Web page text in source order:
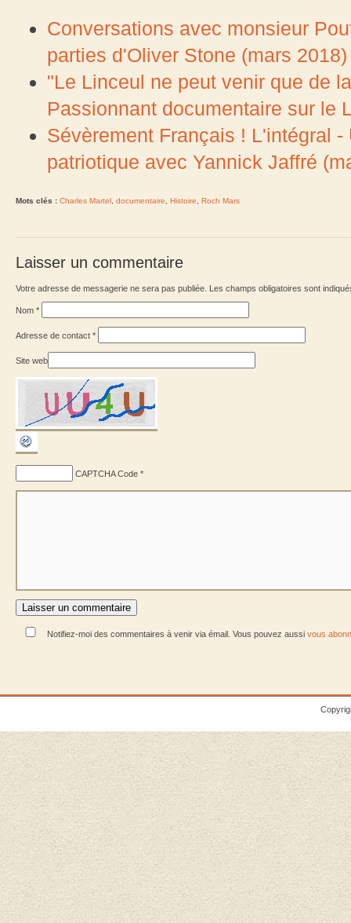
Conversations avec monsieur
parties d'Oliver Stone (mars 2018)
"Le Linceul ne peut venir que de
Passionnant documentaire sur le
Sévèrement Français ! L'intégral
patriotique avec Yannick Jaffré
Mots clés : Charles Martel documentaire Histoire Roch Mars
Laisser un commentaire
Votre adresse de messagerie ne sera pas publiée. Les champs obligatoires sont
Nom *
Adresse de contact *
Site web
CAPTCHA Code *
Notifiez-moi des commentaires à venir via émail. Vous pouvez aussi vous